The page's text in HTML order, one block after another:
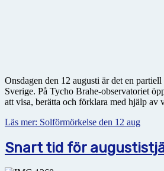
Onsdagen den 12 augusti är det en
Sverige. På Tycho Brahe-observatoriet
att visa, berätta och förklara med hjälp av
Läs mer: Solförmörkelse den 12 aug
Snart tid för